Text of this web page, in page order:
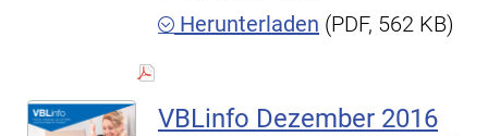
Herunterladen (PDF, 562 KB)
VBLinfo Dezember 2016